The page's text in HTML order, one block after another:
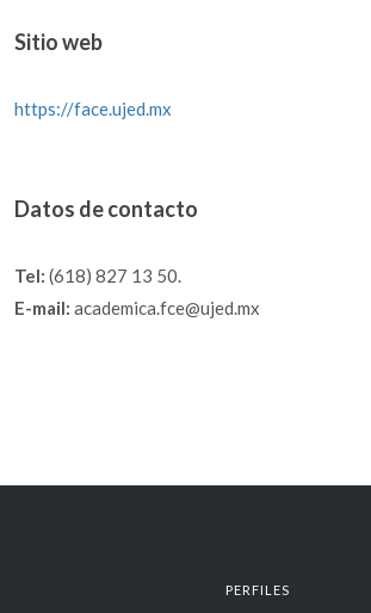
Sitio web
https://face.ujed.mx
Datos de contacto
Tel: (618) 827 13 50.
E-mail: academica.fce@ujed.mx
PERFILES